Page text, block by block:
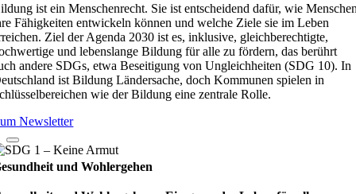
ist ein Menschenrecht. Sie ist entscheidend dafür, wie
Fähigkeiten entwickeln können und welche Ziele sie im Leben
Ziel der Agenda 2030 ist es, inklusive, gleichberechtigte,
und lebenslange Bildung für alle zu fördern, das berührt
andere SDGs, etwa Beseitigung von Ungleichheiten (SDG 10). In
ist Bildung Ländersache, doch Kommunen spielen in
wie der Bildung eine zentrale Rolle.
Newsletter
und Wohlergehen